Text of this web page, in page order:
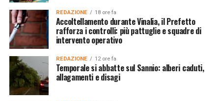
REDAZIONE 18 ore fa
Accoltellamento durante Vinalia, il Prefetto
rafforza i controlli: più pattuglie e squadre di
intervento operativo
REDAZIONE 12 ore fa
Temporale si abbatte sul Sannio: alberi caduti,
allagamenti e disagi